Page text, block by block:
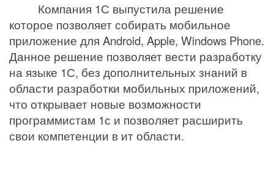
Компания 1С выпустила решение
которое позволяет собирать мобильное
приложение для Android, Apple, Windows Phone.
Данное решение позволяет вести разработку
на языке 1С, без дополнительных знаний в
области разработки мобильных приложений,
что открывает новые возможности
программистам 1с и позволяет расширить
свои компетенции в ит области.